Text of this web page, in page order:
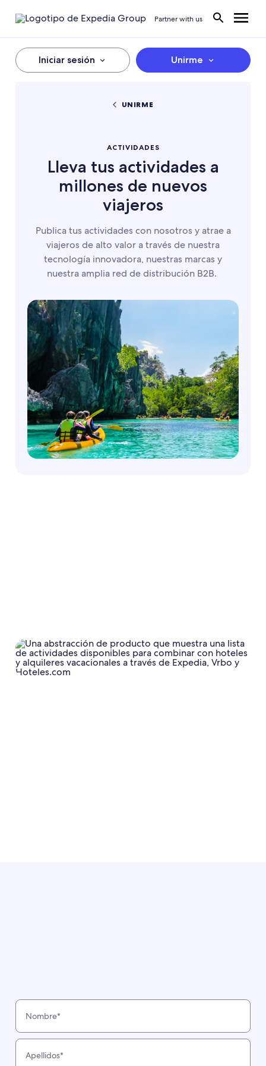
Partner with us
Iniciar sesión Unirme
UNIRME
ACTIVIDADES
Lleva tus actividades a
millones de nuevos
viajeros
Publica tus actividades con nosotros y atrae a
viajeros de alto valor a través de nuestra
tecnología innovadora, nuestras marcas y
nuestra amplia red de distribución B2B.